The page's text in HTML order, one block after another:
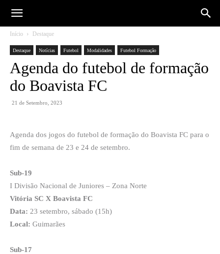
Início Destaque
Destaque Notícias Futebol Modalidades Futebol Formação
Agenda do futebol de formação
do Boavista FC
21 de Setembro, 2023
Agenda dos jogos do futebol de formação do Boavista FC para o
fim de semana de 23 e 24 de setembro.
Sub-19
I Divisão Nacional de Juniores – Zona Norte
Vitória SC X Boavista FC
Data: 23 setembro, sábado (15h)
Local: Guimarães
Sub-17